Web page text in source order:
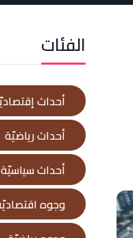
الفئات
أحداث
أحداث رياضيّة
أحداث سياسيّة
وجوه